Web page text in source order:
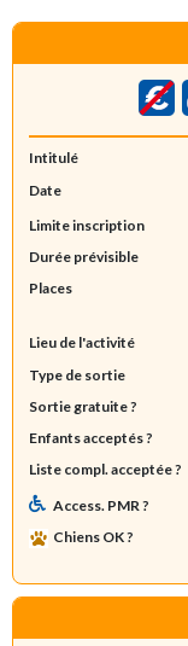
Intitulé
Date
Limite inscription
Durée prévisible
Places
Lieu de l'activité
Type de sortie
Sortie gratuite ?
Enfants acceptés ?
Liste compl. acceptée ?
Access. PMR ?
Chiens OK ?